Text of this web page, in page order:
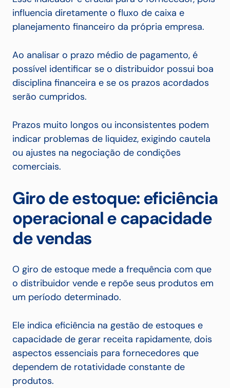
influencia diretamente o fluxo de caixa e
planejamento financeiro da própria empresa.
Ao analisar o prazo médio de pagamento, é
possível identificar se o distribuidor possui boa
disciplina financeira e se os prazos acordados
serão cumpridos.
Prazos muito longos ou inconsistentes podem
indicar problemas de liquidez, exigindo cautela
ou ajustes na negociação de condições
comerciais.
Giro de estoque: eficiência
operacional e capacidade
de vendas
O giro de estoque mede a frequência com que
o distribuidor vende e repõe seus produtos em
um período determinado.
Ele indica eficiência na gestão de estoques e
capacidade de gerar receita rapidamente, dois
aspectos essenciais para fornecedores que
dependem de rotatividade constante de
produtos.